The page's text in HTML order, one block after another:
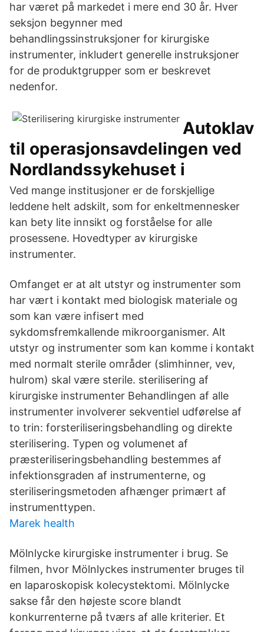
har været på markedet i mere end 30 år. Hver
seksjon begynner med
behandlingssinstruksjoner for kirurgiske
instrumenter, inkludert generelle instruksjoner
for de produktgrupper som er beskrevet
nedenfor.
Autoklav
til operasjonsavdelingen ved
Nordlandssykehuset i
Ved mange institusjoner er de forskjellige
leddene helt adskilt, som for enkeltmennesker
kan bety lite innsikt og forståelse for alle
prosessene. Hovedtyper av kirurgiske
instrumenter.
Omfanget er at alt utstyr og instrumenter som
har vært i kontakt med biologisk materiale og
som kan være infisert med
sykdomsfremkallende mikroorganismer. Alt
utstyr og instrumenter som kan komme i kontakt
med normalt sterile områder (slimhinner, vev,
hulrom) skal være sterile. sterilisering af
kirurgiske instrumenter Behandlingen af alle
instrumenter involverer sekventiel udførelse af
to trin: forsteriliseringsbehandling og direkte
sterilisering. Typen og volumenet af
præsteriliseringsbehandling bestemmes af
infektionsgraden af instrumenterne, og
steriliseringsmetoden afhænger primært af
instrumenttypen.
Marek health
Mölnlycke kirurgiske instrumenter i brug. Se
filmen, hvor Mölnlyckes instrumenter bruges til
en laparoskopisk kolecystektomi. Mölnlycke
sakse får den højeste score blandt
konkurrenterne på tværs af alle kriterier. Et